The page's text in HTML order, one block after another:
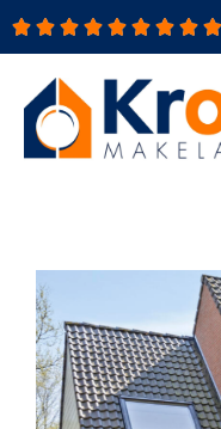
Ga
naar
inhoud